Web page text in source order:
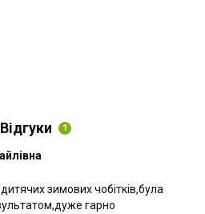
Відгуки 1
зимових чобітків,була
гарно